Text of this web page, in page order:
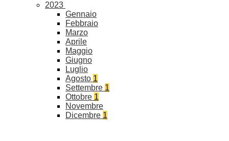
2023
Gennaio
Febbraio
Marzo
Aprile
Maggio
Giugno
Luglio
Agosto 1
Settembre 1
Ottobre 1
Novembre
Dicembre 1